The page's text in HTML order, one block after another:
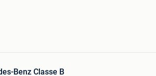
Benz Classe B